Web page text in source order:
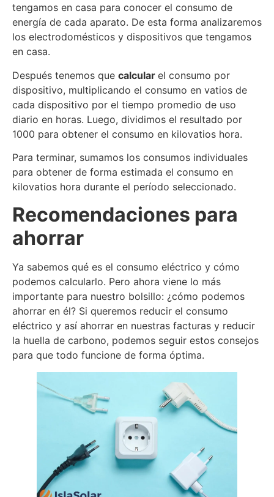
tengamos en casa para conocer el consumo de
energía de cada aparato. De esta forma analizaremos
los electrodomésticos y dispositivos que tengamos
en casa.
Después tenemos que calcular el consumo por
dispositivo, multiplicando el consumo en vatios de
cada dispositivo por el tiempo promedio de uso
diario en horas. Luego, dividimos el resultado por
1000 para obtener el consumo en kilovatios hora.
Para terminar, sumamos los consumos individuales
para obtener de forma estimada el consumo en
kilovatios hora durante el período seleccionado.
Recomendaciones para
ahorrar
Ya sabemos qué es el consumo eléctrico y cómo
podemos calcularlo. Pero ahora viene lo más
importante para nuestro bolsillo: ¿cómo podemos
ahorrar en él? Si queremos reducir el consumo
eléctrico y así ahorrar en nuestras facturas y reducir
la huella de carbono, podemos seguir estos consejos
para que todo funcione de forma óptima.